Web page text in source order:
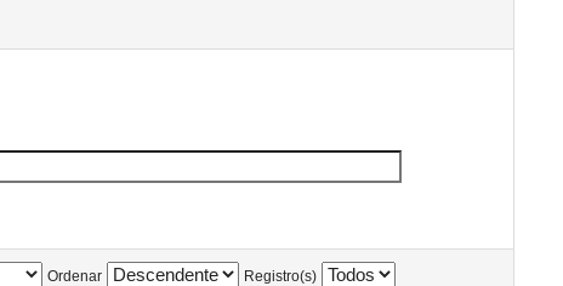
Ordenar Registro(s)